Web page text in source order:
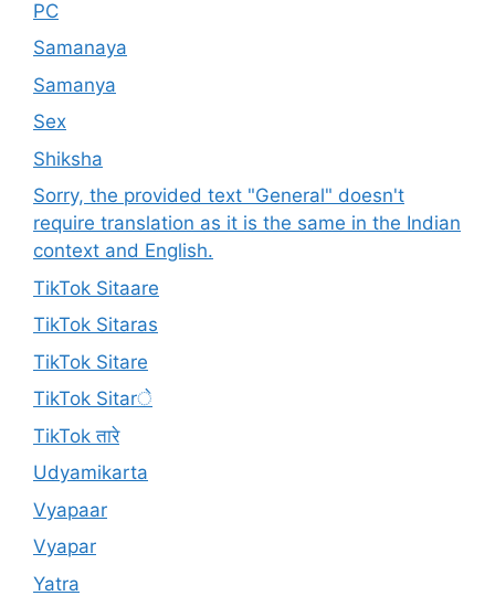
PC
Samanaya
Samanya
Sex
Shiksha
Sorry, the provided text "General" doesn't
require translation as it is the same in the Indian
context and English.
TikTok Sitaare
TikTok Sitaras
TikTok Sitare
TikTok Sitarे
TikTok तारे
Udyamikarta
Vyapaar
Vyapar
Yatra